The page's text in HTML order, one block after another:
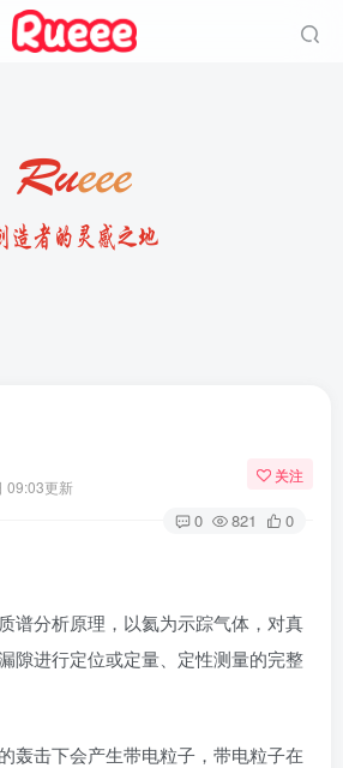
09:03更新
关注
0 821 0
谱分析原理，以氦为示踪气体，对真
隙进行定位或定量、定性测量的完整
轰击下会产生带电粒子，带电粒子在